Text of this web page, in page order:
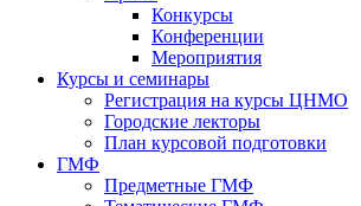
Конкурсы
Конференции
Мероприятия
Курсы и семинары
Регистрация на курсы ЦНМО
Городские лекторы
План курсовой подготовки
ГМФ
Предметные ГМФ